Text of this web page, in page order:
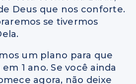
Deus que nos conforte.
se tivermos
um plano para que
1 ano. Se você ainda
agora, não deixe